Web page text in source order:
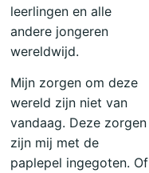
leerlingen en alle
andere jongeren
wereldwijd.
Mijn zorgen om deze
wereld zijn niet van
vandaag. Deze zorgen
zijn mij met de
paplepel ingegoten. Of